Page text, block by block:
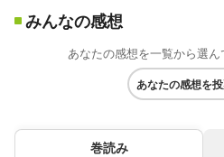
みんなの感想
あなたの感想を一覧から選ん
あなたの感想を
巻読み